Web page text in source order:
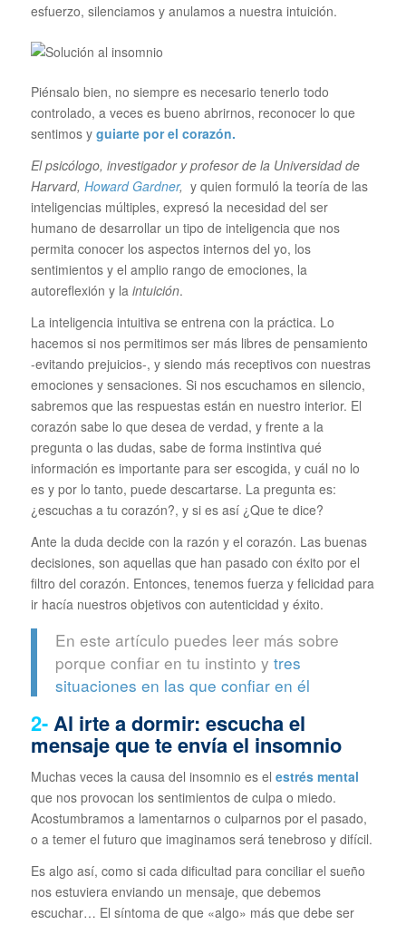
esfuerzo, silenciamos y anulamos a nuestra intuición.
Piénsalo bien, no siempre es necesario tenerlo todo
controlado, a veces es bueno abrirnos, reconocer lo que
sentimos yguiarte por el corazón.
El psicólogo, investigador y profesor de la Universidad de
Harvard, Howard Gardner, y quien formuló la teoría de las
inteligencias múltiples, expresó la necesidad del ser
humano de desarrollar un tipo de inteligencia que nos
permita conocer los aspectos internos del yo, los
sentimientos y el amplio rango de emociones, la
autoreflexión y la intuición.
La inteligencia intuitiva se entrena con la práctica. Lo
hacemos si nos permitimos ser más libres de pensamiento
-evitando prejuicios-, y siendo más receptivos con nuestras
emociones y sensaciones. Si nos escuchamos en silencio,
sabremos que las respuestas están en nuestro interior. El
corazón sabe lo que desea de verdad, y frente a la
pregunta o las dudas, sabe de forma instintiva qué
información es importante para ser escogida, y cuál no lo
es y por lo tanto, puede descartarse. La pregunta es:
¿escuchas a tu corazón?, y si es así ¿Que te dice?
Ante la duda decide con la razón y el corazón. Las buenas
decisiones, son aquellas que han pasado con éxito por el
filtro del corazón. Entonces, tenemos fuerza y felicidad para
ir hacía nuestros objetivos con autenticidad y éxito.
En este artículo puedes leer más sobre
porque confiar en tu instinto y tres
situaciones en las que confiar en él
2- Al irte a dormir: escucha el
mensaje que te envía el insomnio
Muchas veces la causa del insomnio es el estrés mental
que nos provocan los sentimientos de culpa o miedo.
Acostumbramos a lamentarnos o culparnos por el pasado,
o a temer el futuro que imaginamos será tenebroso y difícil.
Es algo así, como si cada dificultad para conciliar el sueño
nos estuviera enviando un mensaje, que debemos
escuchar… El síntoma de que «algo» más que debe ser